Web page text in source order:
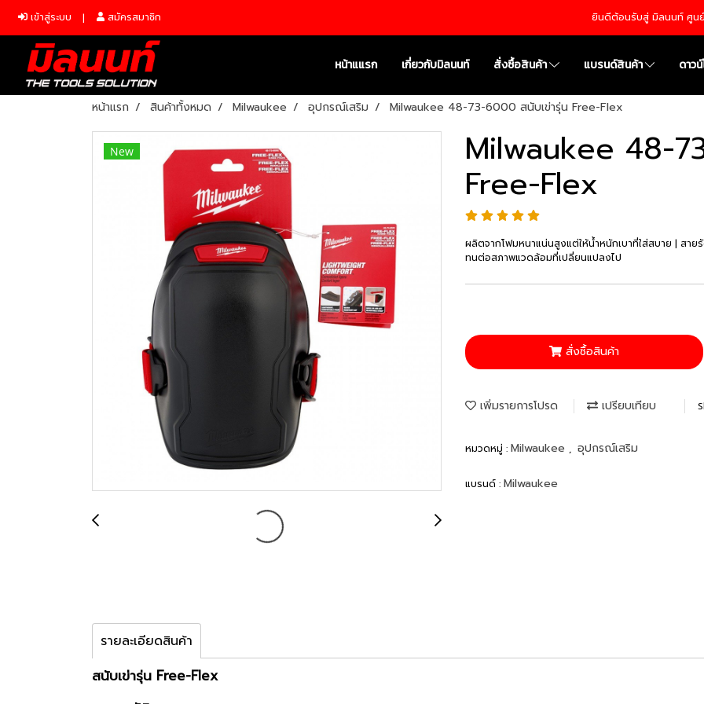
เข้าสู่ระบบ สมัครสมาชิก ยินดีต้อนรับสู่ มิลนนท์ ศูน
หน้าแแรก เกี่ยวกับมิลนนท์ สั่งซื้อสินค้า แบรนด์สินค้า ดาว
หน้าแรก สินค้าทั้งหมด Milwaukee อุปกรณ์เสริม Milwaukee 48-73-6000 สนับเข่ารุ่น Free-Flex
New Milwaukee 48-
Free-Flex
ผลิตจากโฟมหนาแน่นสูงแต่ให้น้ำหนักเบาที่ใส่สบาย | สา
ทนต่อสภาพแวดล้อมที่เปลี่ยนแปลงไป
สั่งซื้อสินค้า
เพิ่มรายการโปรด เปรียบเทียบ
หมวดหมู่ : Milwaukee , อุปกรณ์เสริม
แบรนด์ : Milwaukee
รายละเอียดสินค้า
สนับเข่ารุ่น Free-Flex